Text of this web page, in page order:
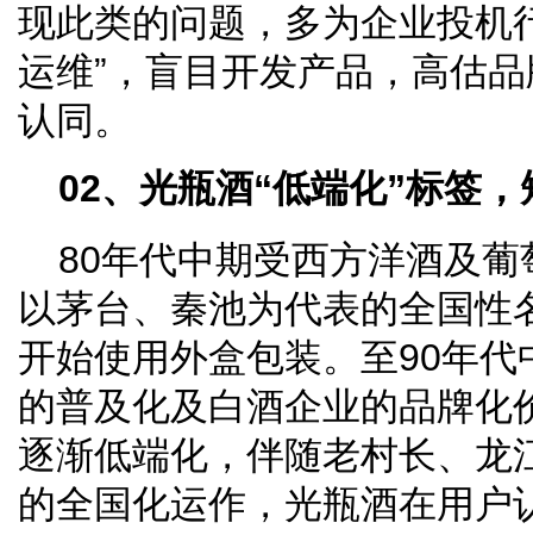
现此类的问题，多为企业投机
运维”，盲目开发产品，高估
认同。
02、光瓶酒“低端化”标签
80年代中期受西方洋酒及
以茅台、秦池为代表的全国性
开始使用外盒包装。至90年
的普及化及白酒企业的品牌化
逐渐低端化，伴随老村长、龙
的全国化运作，光瓶酒在用户